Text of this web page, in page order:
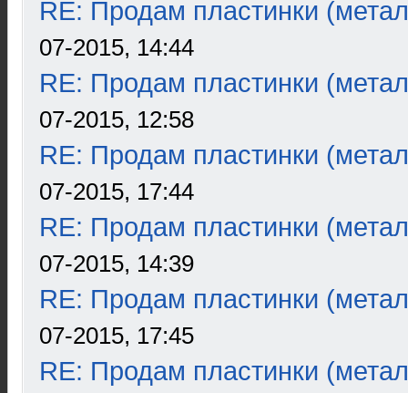
RE: Продам пластинки
07-2015, 14:44
RE: Продам пластинки
07-2015, 12:58
RE: Продам пластинки
07-2015, 17:44
RE: Продам пластинки
07-2015, 14:39
RE: Продам пластинки
07-2015, 17:45
RE: Продам пластинки